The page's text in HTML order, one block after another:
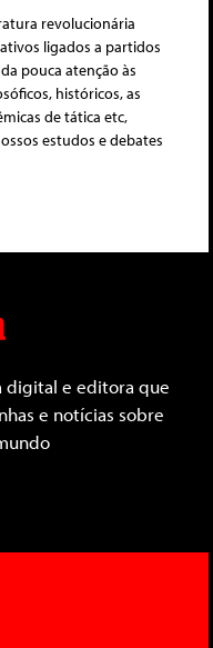
revolucionária
ligados a partidos
pouca atenção às
históricos, as
de tática etc,
estudos e debates
digital e editora que
e notícias sobre